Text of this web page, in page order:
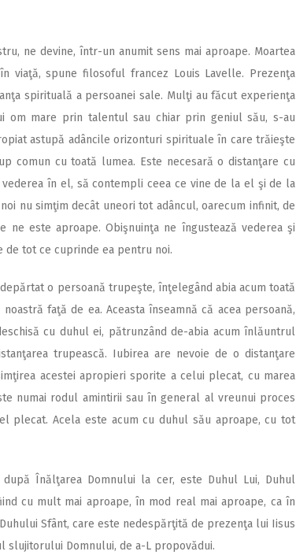
ne devine, într-un anumit sens mai aproape. Moartea
spune filosoful francez Louis Lavelle. Prezenţa
spirituală a persoanei sale. Mulţi au făcut experienţa
om mare prin talentul sau chiar prin geniul său, s-au
astupă adâncile orizonturi spirituale în care trăieşte
comun cu toată lumea. Este necesară o distanţare cu
în el, să contempli ceea ce vine de la el şi de la
nu simţim decât uneori tot adâncul, oarecum infinit, de
este aproape. Obişnuinţa ne îngustează vederea şi
de tot ce cuprinde ea pentru noi.
o persoană trupeşte, înţelegând abia acum toată
faţă de ea. Aceasta înseamnă că acea persoană,
cu duhul ei, pătrunzând de-abia acum înlăuntrul
trupească. Iubirea are nevoie de o distanţare
acestei apropieri sporite a celui plecat, cu marea
numai rodul amintirii sau în general al vreunui proces
plecat. Acela este acum cu duhul său aproape, cu tot
Înălţarea Domnului la cer, este Duhul Lui, Duhul
cu mult mai aproape, în mod real mai aproape, ca în
Sfânt, care este nedespărţită de prezenţa lui Iisus
slujitorului Domnului, de a-L propovădui.